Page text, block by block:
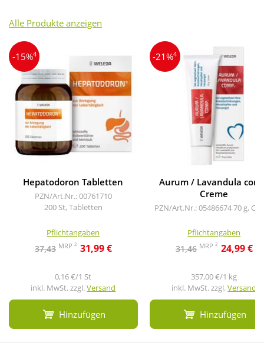
Alle Produkte anzeigen
-15%4
Hepatodoron Tabletten
PZN/Art.Nr.: 00761710
200 St, Tabletten
Pflichtangaben
37,43 MRP 2 31,99 €
0,16 €/1 St
inkl. MwSt. zzgl.Versand
Hinzufügen
-21%4
Aurum / Lavandula
Creme
PZN/Art.Nr.: 0548667470 g,
Pflichtangaben
31,46 MRP 2 24,99 €
357,00 €/1 kg
inkl. MwSt. zzgl.Versand
Hinzufügen